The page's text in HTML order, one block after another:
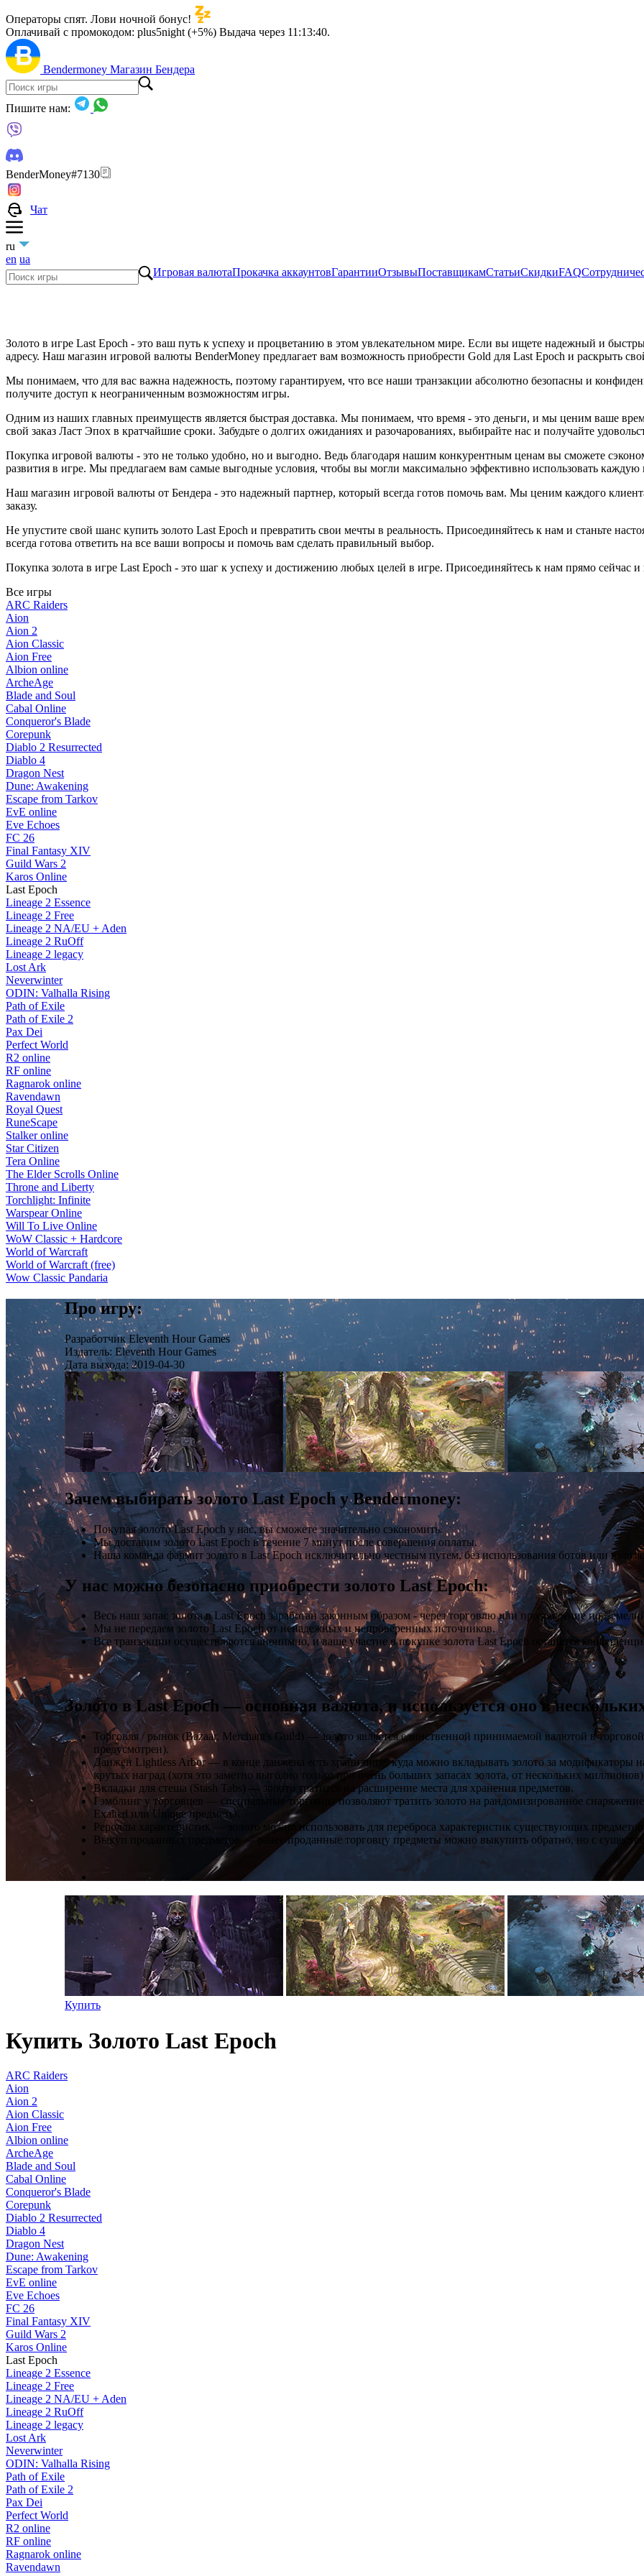
Операторы спят. Лови ночной бонус!
Оплачивай с промокодом: plus5night (+5%) Выдача через 11:13:39.
Bendermoney Магазин Бендера
Пишите нам:
BenderMoney#7130
Чат
ru
en ua
Игровая валютаПрокачка аккаунтовГарантииОтзывыПоставщикамСтатьиСкидкиFAQ
Золото в игре Last Epoch - это ваш путь к успеху и процветанию в этом увлекательном мире. Если вы ищете надежный и
адресу. Наш магазин игровой валюты BenderMoney предлагает вам возможность приобрести Gold для Last Epoch и раскрыть
Мы понимаем, что для вас важна надежность, поэтому гарантируем, что все наши транзакции абсолютно безопасны и
получите доступ к неограниченным возможностям игры.
Одним из наших главных преимуществ является быстрая доставка. Мы понимаем, что время - это деньги, и мы ценим ваше
свой заказ Ласт Эпох в кратчайшие сроки. Забудьте о долгих ожиданиях и разочарованиях, выбирайте нас и получайте
Покупка игровой валюты - это не только удобно, но и выгодно. Ведь благодаря нашим конкурентным ценам вы сможете
развития в игре. Мы предлагаем вам самые выгодные условия, чтобы вы могли максимально эффективно использовать каждую
Наш магазин игровой валюты от Бендера - это надежный партнер, который всегда готов помочь вам. Мы ценим каждого
заказу.
Не упустите свой шанс купить золото Last Epoch и превратить свои мечты в реальность. Присоединяйтесь к нам и станьте
всегда готова ответить на все ваши вопросы и помочь вам сделать правильный выбор.
Покупка золота в игре Last Epoch - это шаг к успеху и достижению любых целей в игре. Присоединяйтесь к нам прямо сейчас
Все игры
ARC Raiders
Aion
Aion 2
Aion Classic
Aion Free
Albion online
ArcheAge
Blade and Soul
Cabal Online
Conqueror's Blade
Corepunk
Diablo 2 Resurrected
Diablo 4
Dragon Nest
Dune: Awakening
Escape from Tarkov
EvE online
Eve Echoes
FC 26
Final Fantasy XIV
Guild Wars 2
Karos Online
Last Epoch
Lineage 2 Essence
Lineage 2 Free
Lineage 2 NA/EU + Aden
Lineage 2 RuOff
Lineage 2 legacy
Lost Ark
Neverwinter
ODIN: Valhalla Rising
Path of Exile
Path of Exile 2
Pax Dei
Perfect World
R2 online
RF online
Ragnarok online
Ravendawn
Royal Quest
RuneScape
Stalker online
Star Citizen
Tera Online
The Elder Scrolls Online
Throne and Liberty
Torchlight: Infinite
Warspear Online
Will To Live Online
WoW Classic + Hardcore
World of Warcraft
World of Warcraft (free)
Wow Classic Pandaria
Про игру:
Разработчик Eleventh Hour Games
Издатель: Eleventh Hour Games
Дата выхода: 2019-04-30
Зачем выбирать золото Last Epoch у Bendermoney:
Покупая золото Last Epoch у нас, вы сможете значительно сэкономить.
Мы доставим золото Last Epoch в течение 7 минут после совершения оплаты.
Наша команда фармит золото в Last Epoch исключительно честным путем, без использования ботов или
У нас можно безопасно приобрести золото Last Epoch:
Весь наш запас золота в Last Epoch заработан законным образом - через торговлю или прохождение
Мы не передаем золото Last Epoch от ненадежных и непроверенных источников.
Все транзакции осуществляются анонимно, и ваше участие в покупке золота Last Epoch останется
Золото в Last Epoch — основная валюта, и используется оно в
Торговля / рынок (Bazaar, Merchant's Guild) — золото является единственной принимаемой валютой в
предусмотрен).
Данжен ​Lightless Arbor — в конце данжена есть хранилище, куда можно вкладывать золото за модификаторы
крутых наград (хотя это заметно выгодно только при очень больших запасах золота, от нескольких
Вкладки для стеша (Stash Tabs
) — ​золото тратится на расширение места для хранения предметов.
Гэмблинг у торговцев — специальные торговцы позволяют тратить золото на рандомизированное
Exalted или Unique предметы.
Рероллы характеристик — золото можно использовать для переброса характеристик существующих
Выкуп проданных предметов — ранее проданные торговцу предметы можно выкупить обратно, но с
Купить
Купить Золото Last Epoch
ARC Raiders
Aion
Aion 2
Aion Classic
Aion Free
Albion online
ArcheAge
Blade and Soul
Cabal Online
Conqueror's Blade
Corepunk
Diablo 2 Resurrected
Diablo 4
Dragon Nest
Dune: Awakening
Escape from Tarkov
EvE online
Eve Echoes
FC 26
Final Fantasy XIV
Guild Wars 2
Karos Online
Last Epoch
Lineage 2 Essence
Lineage 2 Free
Lineage 2 NA/EU + Aden
Lineage 2 RuOff
Lineage 2 legacy
Lost Ark
Neverwinter
ODIN: Valhalla Rising
Path of Exile
Path of Exile 2
Pax Dei
Perfect World
R2 online
RF online
Ragnarok online
Ravendawn